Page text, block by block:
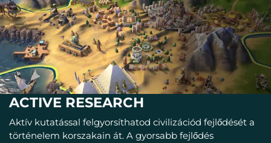
ACTIVE RESEARCH
Aktív kutatással felgyorsíthatod civilizációd fejlődését a
történelem korszakain át. A gyorsabb fejlődés